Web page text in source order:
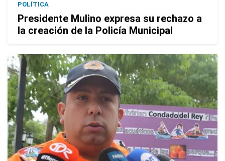
POLÍTICA
Presidente Mulino expresa su rechazo a
la creación de la Policía Municipal